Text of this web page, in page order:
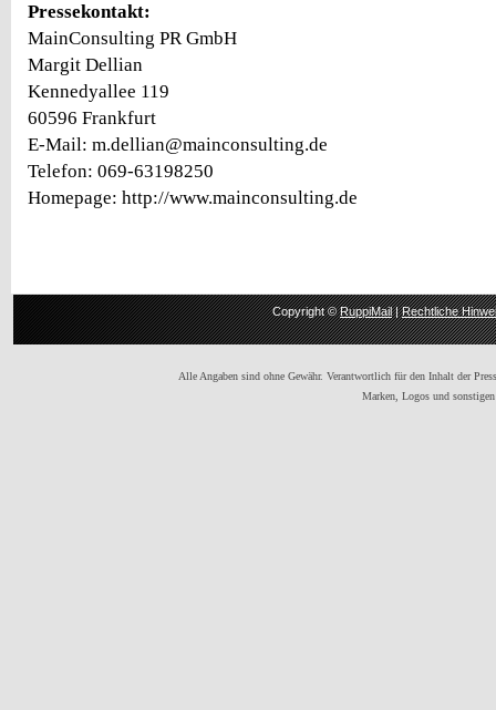
Pressekontakt:
MainConsulting PR GmbH
Margit Dellian
Kennedyallee 119
60596 Frankfurt
E-Mail: m.dellian@mainconsulting.de
Telefon: 069-63198250
Homepage: http://www.mainconsulting.de
Copyright ©RuppiMail|Rechtliche
Alle Angaben sind ohne Gewähr. Verantwortlich für den Inhalt der
Marken, Logos und